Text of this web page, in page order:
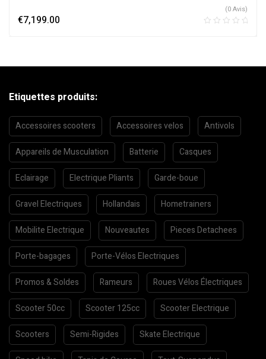
€7,199.00
(0 Avis)
Etiquettes produits:
Accessoires scooters Accessoires velos Antivols
Appareils de Musculation Batterie Casques
Eclairage Electrique Pliants Garde-boue
Gravel Electriques Hollandais Hometrainers
Mobilite Electrique Nouveautes Pieces Detachees
Porte-bagages Porte-Vélos Electriques
Promos & Soldes Rameurs Roues Vélos Électriques
Scooter 50cc Scooter 125cc Scooter Electrique
Scooters Semi-Rigides Skate Electrique